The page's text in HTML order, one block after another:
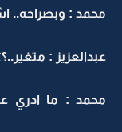
محمد : وبصراحه..
عبدالعزيز :
محمد : ما ادري